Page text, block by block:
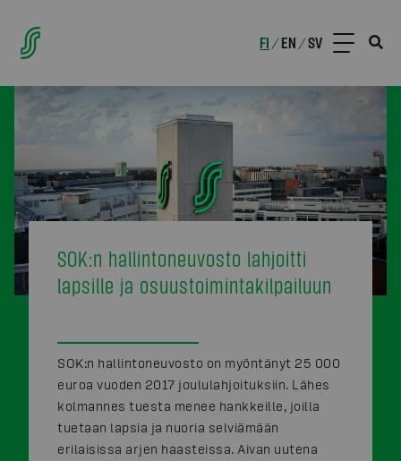
FI /EN /SV
SOK:n hallintoneuvosto lahjoitti
lapsille ja osuustoimintakilpailuun
SOK:n hallintoneuvosto on myöntänyt 25 000
euroa vuoden 2017 joululahjoituksiin. Lähes
kolmannes tuesta menee hankkeille, joilla
tuetaan lapsia ja nuoria selviämään
erilaisissa arjen haasteissa. Aivan uutena